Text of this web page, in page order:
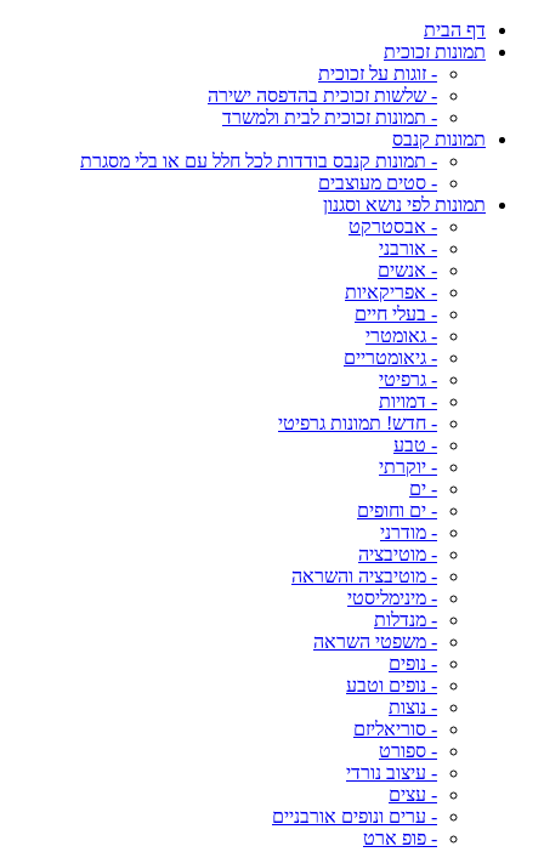
דף הבית
תמונות זכוכית
- זוגות על זכוכית
- שלשות זכוכית בהדפסה ישירה
- תמונות זכוכית לבית ולמשרד
תמונות קנבס
- תמונות קנבס בודדות לכל חלל עם או בלי מסגרת
- סטים מעוצבים
תמונות לפי נושא וסגנון
- אבסטרקט
- אורבני
- אנשים
- אפריקאיות
- בעלי חיים
- גאומטרי
- גיאומטריים
- גרפיטי
- דמויות
- חדש! תמונות גרפיטי
- טבע
- יוקרתי
- ים
- ים וחופים
- מודרני
- מוטיבציה
- מוטיבציה והשראה
- מינימליסטי
- מנדלות
- משפטי השראה
- נופים
- נופים וטבע
- נוצות
- סוריאליזם
- ספורט
- עיצוב נורדי
- עצים
- ערים ונופים אורבניים
- פופ ארט